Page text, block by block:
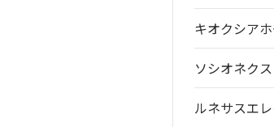
キオクシア
ソシオネク
ルネサスエ